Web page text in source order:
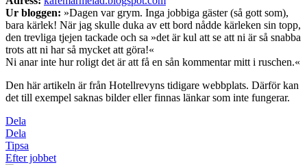
Ur bloggen: »Dagen var grym. Inga jobbiga gäster (så gott som),
bara kärlek! När jag skulle duka av ett bord nådde kärleken sin topp,
den trevliga tjejen tackade och sa »det är kul att se att ni är så snabba
trots att ni har så mycket att göra!«
Ni anar inte hur roligt det är att få en sån kommentar mitt i ruschen.«
Den här artikeln är från Hotellrevyns tidigare webbplats. Därför kan
det till exempel saknas bilder eller finnas länkar som inte fungerar.
Dela
Dela
Tipsa
Efter jobbet